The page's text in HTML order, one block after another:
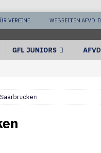
VEREINE WEBSEITEN AFVD
GFL JUNIORS AFVD
Saarbrücken